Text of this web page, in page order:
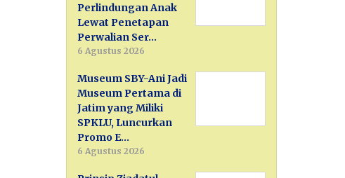
Perlindungan Anak
Lewat Penetapan
Perwalian Ser…
6 Agustus 2026
Museum SBY-Ani Jadi
Museum Pertama di
Jatim yang Miliki
SPKLU, Luncurkan
Promo E…
6 Agustus 2026